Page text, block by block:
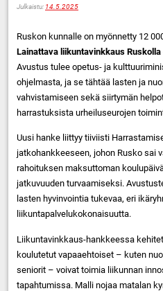
Julkaistu: 14.5.2025
Ruskon kunnalle on myönnetty 12
Lainattava liikuntavinkkaus Ruskolla
Avustus tulee opetus- ja
ohjelmasta, ja se tähtää lasten ja
vahvistamiseen sekä siirtymän
harrastuksista urheiluseurojen
Uusi hanke liittyy tiiviisti
jatkohankkeeseen, johon Rusko sai
rahoituksen maksuttoman
jatkuvuuden turvaamiseksi.
lasten hyvinvointia tukevaa, eri
liikuntapalvelukokonaisuutta.
Liikuntavinkkaus-hankkeessa
koulutetut vapaaehtoiset – kuten
seniorit – voivat toimia liikunnan
tapahtumissa. Malli nojaa matalan